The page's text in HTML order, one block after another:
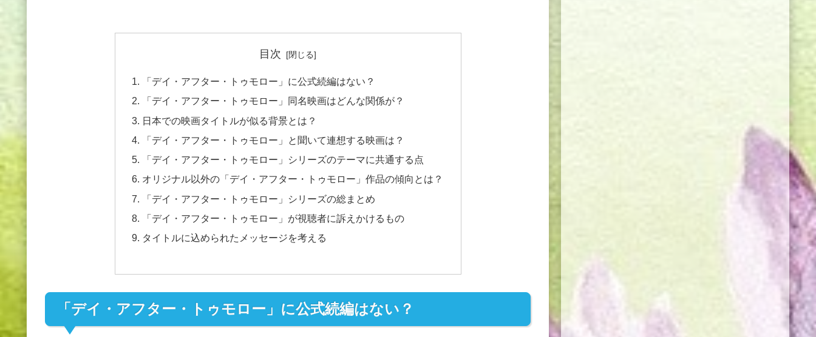
目次
「デイ・アフター・トゥモロー」に公式続編はない？
「デイ・アフター・トゥモロー」同名映画はどんな関係が？
日本での映画タイトルが似る背景とは？
「デイ・アフター・トゥモロー」と聞いて連想する映画は？
「デイ・アフター・トゥモロー」シリーズのテーマに共通する点
オリジナル以外の「デイ・アフター・トゥモロー」作品の傾向とは？
「デイ・アフター・トゥモロー」シリーズの総まとめ
「デイ・アフター・トゥモロー」が視聴者に訴えかけるもの
タイトルに込められたメッセージを考える
「デイ・アフター・トゥモロー」に公式続編はない？